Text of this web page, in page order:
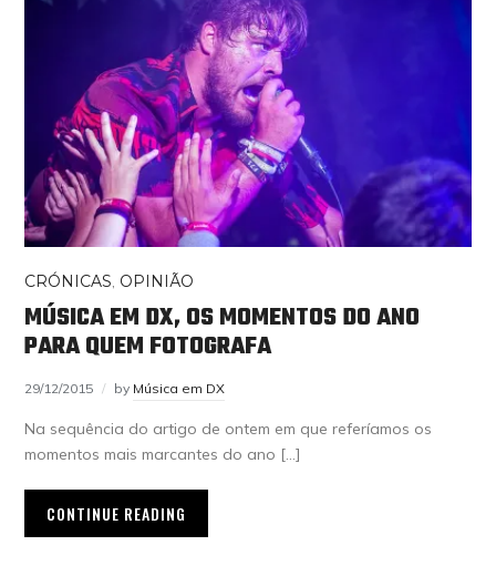
CRÓNICAS, OPINIÃO
MÚSICA EM DX, OS MOMENTOS DO ANO
PARA QUEM FOTOGRAFA
29/12/2015 by Música em DX
Na sequência do artigo de ontem em que referíamos os
momentos mais marcantes do ano […]
CONTINUE READING